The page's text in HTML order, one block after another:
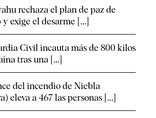
rechaza el plan de paz de
exige el desarme [...]
Civil incauta más de 800 kilos
tras una [...]
del incendio de Niebla
eleva a 467 las personas [...]